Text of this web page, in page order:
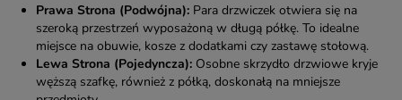
Prawa Strona (Podwójna): Para drzwiczek otwiera się na
szeroką przestrzeń wyposażoną w długą półkę. To idealne
miejsce na obuwie, kosze z dodatkami czy zastawę stołową.
Lewa Strona (Pojedyncza): Osobne skrzydło drzwiowe kryje
węższą szafkę, również z półką, doskonałą na mniejsze